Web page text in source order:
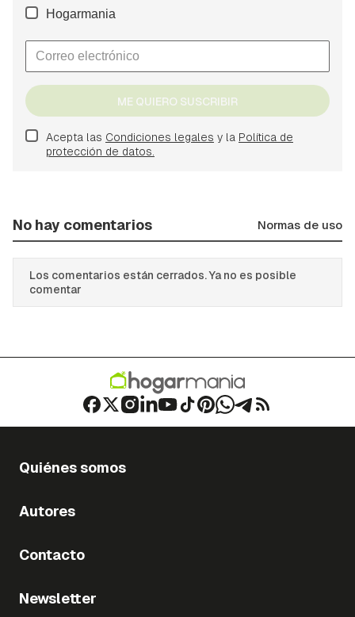
Hogarmania
ME QUIERO SUSCRIBIR
Acepta las Condiciones legales y la Política de
protección de datos.
No hay comentarios Normas de uso
Los comentarios están cerrados. Ya no es posible
comentar
Quiénes somos
Autores
Contacto
Newsletter